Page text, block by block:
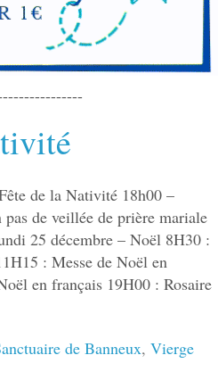
de la Nativité 18h00 –
de veillée de prière mariale
25 décembre – Noël 8H30 :
: Messe de Noël en
en français 19H00 : Rosaire
de Banneux, Vierge